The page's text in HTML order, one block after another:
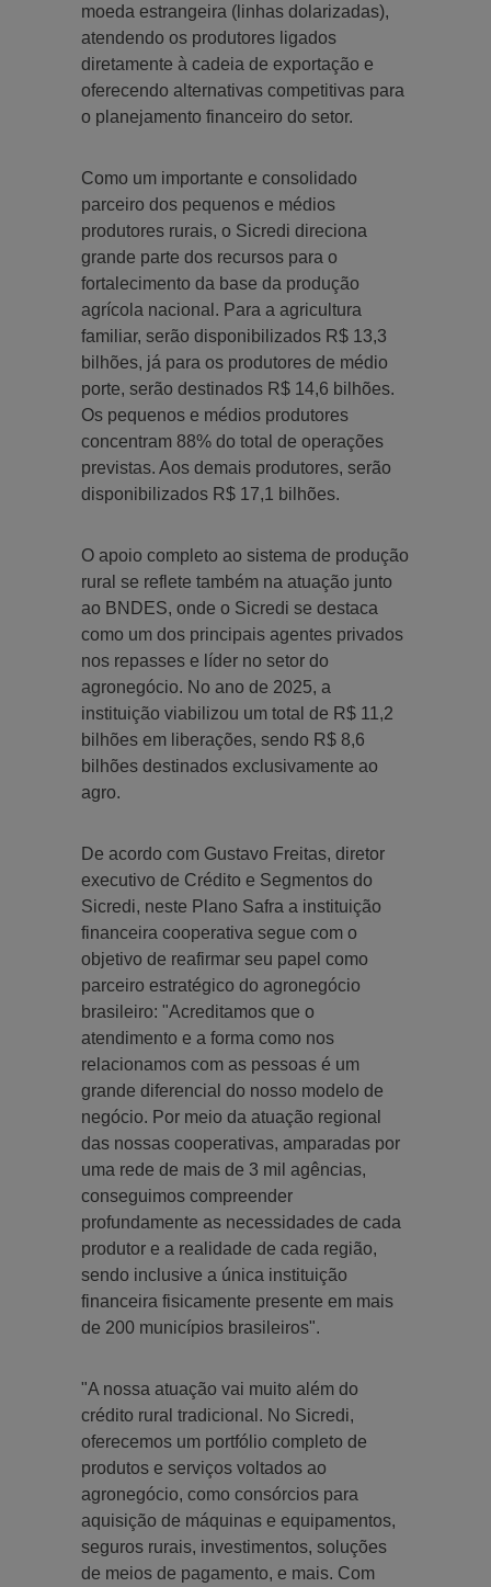
moeda estrangeira (linhas dolarizadas),
atendendo os produtores ligados
diretamente à cadeia de exportação e
oferecendo alternativas competitivas para
o planejamento financeiro do setor.
Como um importante e consolidado
parceiro dos pequenos e médios
produtores rurais, o Sicredi direciona
grande parte dos recursos para o
fortalecimento da base da produção
agrícola nacional. Para a agricultura
familiar, serão disponibilizados R$ 13,3
bilhões, já para os produtores de médio
porte, serão destinados R$ 14,6 bilhões.
Os pequenos e médios produtores
concentram 88% do total de operações
previstas. Aos demais produtores, serão
disponibilizados R$ 17,1 bilhões.
O apoio completo ao sistema de produção
rural se reflete também na atuação junto
ao BNDES, onde o Sicredi se destaca
como um dos principais agentes privados
nos repasses e líder no setor do
agronegócio. No ano de 2025, a
instituição viabilizou um total de R$ 11,2
bilhões em liberações, sendo R$ 8,6
bilhões destinados exclusivamente ao
agro.
De acordo com Gustavo Freitas, diretor
executivo de Crédito e Segmentos do
Sicredi, neste Plano Safra a instituição
financeira cooperativa segue com o
objetivo de reafirmar seu papel como
parceiro estratégico do agronegócio
brasileiro: "Acreditamos que o
atendimento e a forma como nos
relacionamos com as pessoas é um
grande diferencial do nosso modelo de
negócio. Por meio da atuação regional
das nossas cooperativas, amparadas por
uma rede de mais de 3 mil agências,
conseguimos compreender
profundamente as necessidades de cada
produtor e a realidade de cada região,
sendo inclusive a única instituição
financeira fisicamente presente em mais
de 200 municípios brasileiros".
"A nossa atuação vai muito além do
crédito rural tradicional. No Sicredi,
oferecemos um portfólio completo de
produtos e serviços voltados ao
agronegócio, como consórcios para
aquisição de máquinas e equipamentos,
seguros rurais, investimentos, soluções
de meios de pagamento, e mais. Com